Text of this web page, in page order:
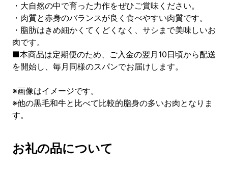
・大自然の中で育った力作をぜひご賞味ください。
・肉質と赤身のバランスが良く食べやすい肉質です。
・脂肪はきめ細かくてくどくなく、サシまで美味しいお
肉です。
■本商品は定期便のため、ご入金の翌月10日頃から配送
を開始し、毎月同様のスパンでお届けします。
※画像はイメージです。
※他の黒毛和牛と比べて比較的脂身の多いお肉となりま
す。
お礼の品について